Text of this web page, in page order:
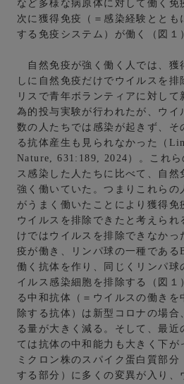
など多様な病原体に対して働く免
次に獲得免疫（＝感染経験ととも
する免疫システム）が働く（図１
自然免疫が強く働く人では、獲
しに自然免疫だけでウイルスを排
リスで青年ボランティアに対して
為的投与実験が行われたが、ウイ
数の人たちでは感染が起きず、そ
る抗体産生も見られなかった（
Nature, 631:189, 2024）。これ
ス感染した人たちに比べて、自然
強く働いていた。つまりこれらの
がうまく働いたことにより獲得免
ウイルスを排除できたと考えられ
けではウイルスを排除できなかっ
疫が働き、リンパ球の一種である
働く抗体を作り、同じくリンパ球
イルス感染細胞を排除する（図１
る中和抗体（＝ウイルスの働き
除する抗体）は新型コロナの場
る量が大きく減る。そして、最近
ては抗体の中和能力も大きく下が
ミクロン株のスパイク蛋白質部分
する部分）に多くの変異が入り、